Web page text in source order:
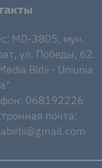
MD-3805, мун.
ул. Победы, 62.
Birlii - Uniunia
068192226
почта: